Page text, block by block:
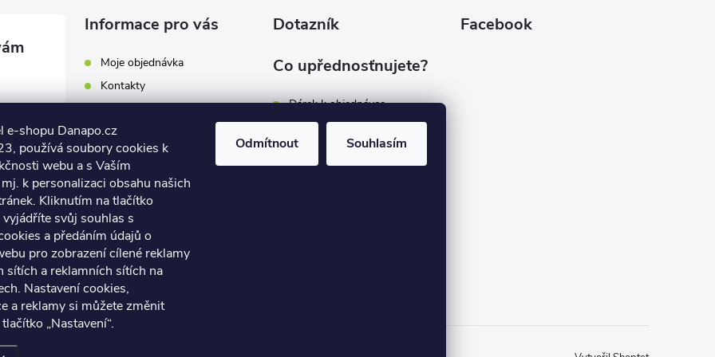
e-shopu Danapo.cz
používá soubory cookies k
webu a s Vaším
k personalizaci obsahu našich
Kliknutím na tlačítko
vyjádříte svůj souhlas s
a předáním údajů o
pro zobrazení cílené reklamy
sítích a reklamních sítích na
Nastavení cookies,
a reklamy si můžete změnit
„Nastavení“.
Odmítnout Souhlasím
446
446
Informace pro vás
Moje objednávka
Kontakty
Hodnocení obchodu
Obchodní podmínky
Reklamace a výměna zboží
Podmínky ochrany osobních
údajů
Soubory cookies
Napište nám
Jak nakupovat? / How to
shop?
Dotazník
Co upřednosťnujete?
Dárek k objednávce
Zákaznický servis
Dopravu zdarma
Facebook